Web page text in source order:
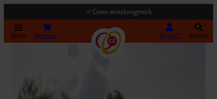
Geen winstoogmerk
Menu Bereken uw premie Mijn CZ Zoeken